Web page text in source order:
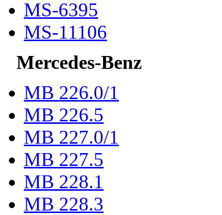
MS-6395
MS-11106
Mercedes-Benz
МВ 226.0/1
МВ 226.5
МВ 227.0/1
МВ 227.5
MB 228.1
MB 228.3